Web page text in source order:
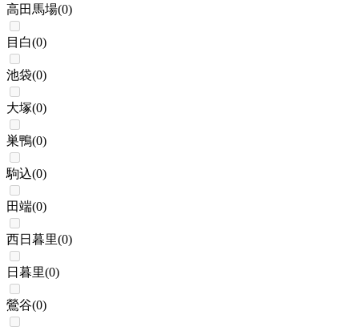
高田馬場(0)
目白(0)
池袋(0)
大塚(0)
巣鴨(0)
駒込(0)
田端(0)
西日暮里(0)
日暮里(0)
鶯谷(0)